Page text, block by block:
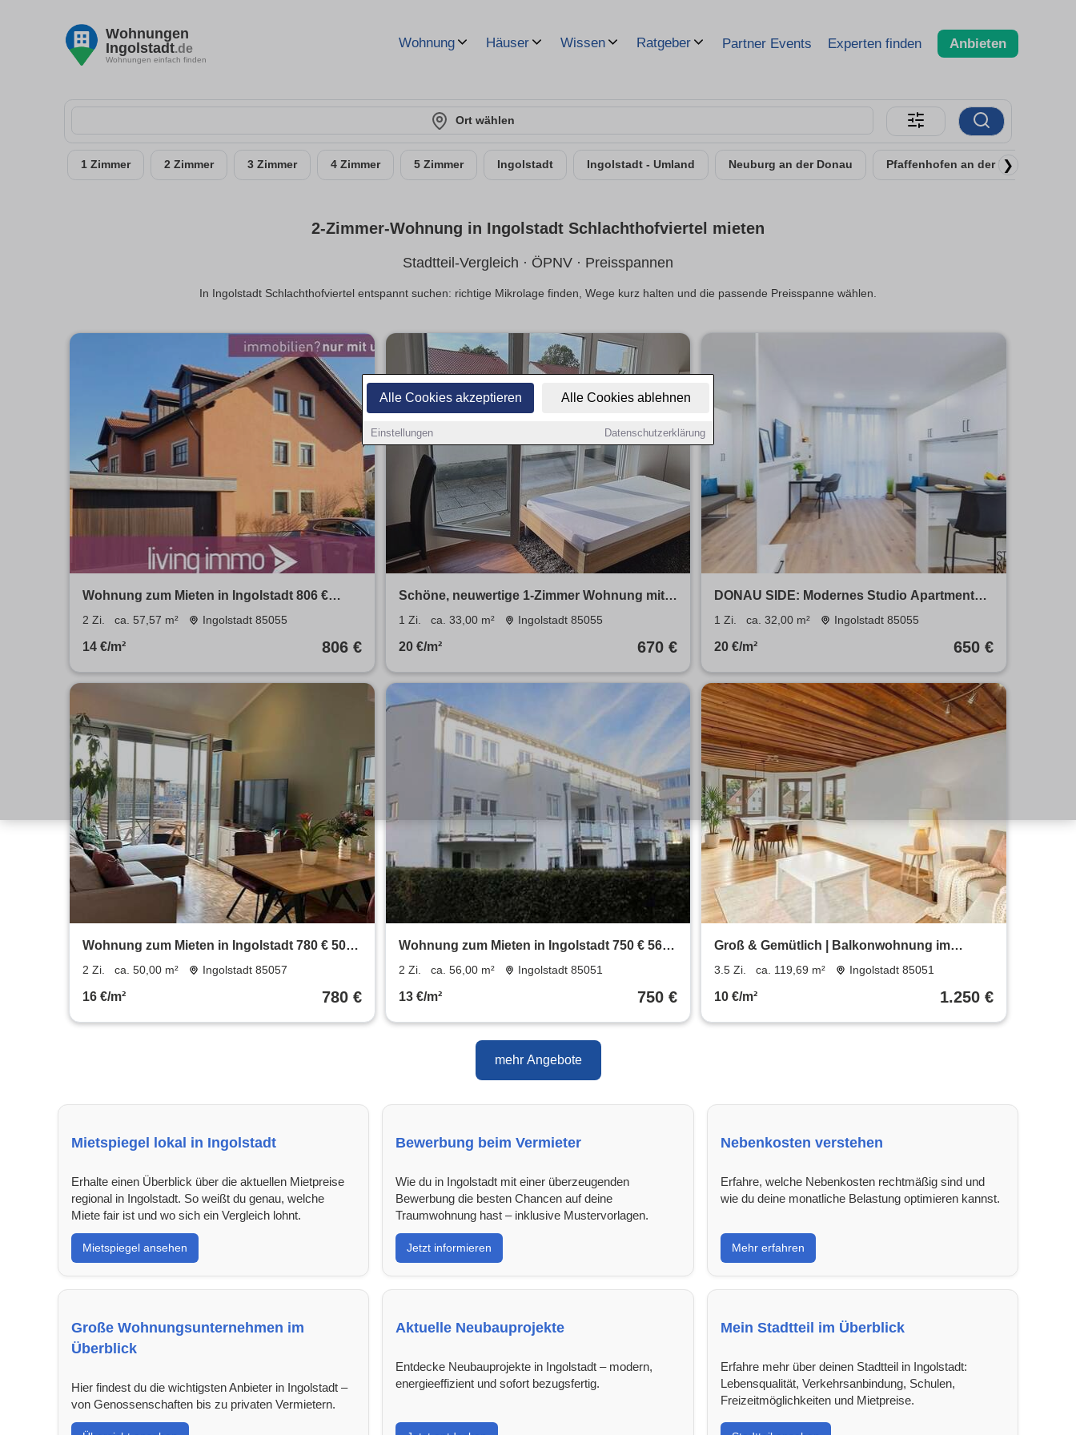
Alle Cookies akzeptieren Alle Cookies ablehnen
Einstellungen Datenschutzerklärung
Wohnungen
Ingolstadt.de
Wohnungen einfach finden
Wohnung Häuser Wissen Ratgeber Partner Events Experten finden Anbieten
Ort wählen
1 Zimmer 2 Zimmer 3 Zimmer 4 Zimmer 5 Zimmer Ingolstadt Ingolstadt - Umland Neuburg an der Donau Pfaffenhofen an der Ilm
❯
2-Zimmer-Wohnung in Ingolstadt Schlachthofviertel mieten
Stadtteil-Vergleich · ÖPNV · Preisspannen
In Ingolstadt Schlachthofviertel entspannt suchen: richtige Mikrolage finden, Wege kurz halten und die passende Preisspanne wählen.
Wohnung zum Mieten in Ingolstadt 806 €
57.57 m²
2 Zi. ca. 57,57 m² Ingolstadt 85055
14 €/m² 806 €
Schöne, neuwertige 1-Zimmer Wohnung mit
SW Dachterrasse und EBK in Ingolstadt
1 Zi. ca. 33,00 m² Ingolstadt 85055
20 €/m² 670 €
DONAU SIDE: Modernes Studio Apartment
mit Fitnessstudio & Co-Working
1 Zi. ca. 32,00 m² Ingolstadt 85055
20 €/m² 650 €
Wohnung zum Mieten in Ingolstadt 780 € 50
m²
2 Zi. ca. 50,00 m² Ingolstadt 85057
16 €/m² 780 €
Wohnung zum Mieten in Ingolstadt 750 € 56
m²
2 Zi. ca. 56,00 m² Ingolstadt 85051
13 €/m² 750 €
Groß & Gemütlich | Balkonwohnung im
ruhigen Zuchering
3.5 Zi. ca. 119,69 m² Ingolstadt 85051
10 €/m² 1.250 €
mehr Angebote
Mietspiegel lokal in Ingolstadt
Erhalte einen Überblick über die aktuellen Mietpreise
regional in Ingolstadt. So weißt du genau, welche
Miete fair ist und wo sich ein Vergleich lohnt.
Mietspiegel ansehen
Bewerbung beim Vermieter
Wie du in Ingolstadt mit einer überzeugenden
Bewerbung die besten Chancen auf deine
Traumwohnung hast – inklusive Mustervorlagen.
Jetzt informieren
Nebenkosten verstehen
Erfahre, welche Nebenkosten rechtmäßig sind und
wie du deine monatliche Belastung optimieren kannst.
Mehr erfahren
Große Wohnungsunternehmen im
Überblick
Hier findest du die wichtigsten Anbieter in Ingolstadt –
von Genossenschaften bis zu privaten Vermietern.
Aktuelle Neubauprojekte
Entdecke Neubauprojekte in Ingolstadt – modern,
energieeffizient und sofort bezugsfertig.
Mein Stadtteil im Überblick
Erfahre mehr über deinen Stadtteil in Ingolstadt:
Lebensqualität, Verkehrsanbindung, Schulen,
Freizeitmöglichkeiten und Mietpreise.